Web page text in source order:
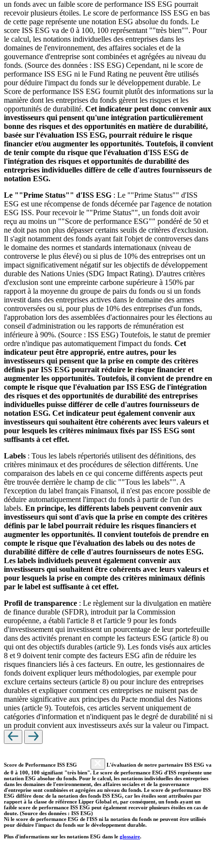
un fonds avec un faible score de performance ISS ESG pourrait
recevoir plusieurs étoiles. Le score de performance ISS ESG en bas
de cette page représente une notation ESG absolue du fonds. Le
score ISS ESG va de 0 à 100, 100 représentant ""très bien"". Pour
le calcul, les notations individuelles des entreprises dans les
domaines de l'environnement, des affaires sociales et de la
gouvernance d'entreprise sont combinées et agrégées au niveau du
fonds. (Source des données : ISS ESG) Cependant, ni le score de
performance ISS ESG ni le Fund Rating ne peuvent être utilisés
pour déduire l'impact du fonds sur le développement durable. Le
Score de performance ISS ESG fournit plutôt des informations sur la
manière dont les entreprises du fonds gèrent les risques et les
opportunités de durabilité. Cet indicateur peut donc convenir aux
investisseurs qui pensent qu'une intégration particulièrement
bonne des risques et des opportunités en matière de durabilité,
basée sur l'évaluation ISS ESG, pourrait réduire le risque
financier et/ou augmenter les opportunités. Toutefois, il convient
de tenir compte du risque que l'évaluation d'ISS ESG de
l'intégration des risques et opportunités de durabilité des
entreprises individuelles diffère de celle d'autres fournisseurs de
notation ESG.
Le ""Prime Status"" d'ISS ESG : Le ""Prime Status"" d'ISS
ESG est une récompense de fonds décernée par l'agence de notation
ESG ISS. Pour recevoir le ""Prime Status"", un fonds doit avoir
reçu au moins un ""Score de performance ESG"" pondéré de 50 et
ne doit pas non plus dépasser certains seuils de critères d'exclusion.
Il s'agit notamment des fonds ayant fait l'objet de controverses dans
le domaine des normes et standards internationaux (niveau de
controverse le plus élevé) ou si plus de 10% des entreprises ont un
impact significativement négatif sur les objectifs de développement
durable des Nations Unies (SDG Impact Rating). D'autres critères
d'exclusion sont une empreinte carbone supérieure à 150% par
rapport à la moyenne du groupe de pairs du fonds ou si un fonds
investit dans des entreprises actives dans le domaine des armes
controversées ou si, pour plus de 10% des entreprises d'un fonds,
l'approbation lors des assemblées d'actionnaires pour les élections au
conseil d'administration ou les rapports de rémunération est
inférieure à 90%. (Source : ISS ESG) Toutefois, le statut de premier
ordre n'indique pas automatiquement l'impact du fonds. Cet
indicateur peut être approprié, entre autres, pour les
investisseurs qui pensent que la prise en compte des critères
définis par ISS ESG pourrait réduire le risque financier et
augmenter les opportunités. Toutefois, il convient de prendre en
compte le risque que l'évaluation par ISS ESG de l'intégration
des risques et des opportunités de durabilité des entreprises
individuelles puisse différer de celle d'autres fournisseurs de
notation ESG. Cet indicateur peut également convenir aux
investisseurs qui souhaitent être cohérents avec leurs valeurs et
pour lesquels les critères minimaux fixés par ISS ESG sont
suffisants à cet effet.
Labels : Tous les labels répertoriés utilisent des définitions, des
critères minimaux et des procédures de sélection différents. Une
comparaison des labels en ce qui concerne différents aspects peut
être trouvée derrière le champ de clic ""Tous les labels"". A
l'exception du label français Finansol, il n'est pas encore possible de
déduire automatiquement l'impact du fonds à partir de l'un des
labels. En principe, les différents labels peuvent convenir aux
investisseurs qui sont d'avis que la prise en compte des critères
définis par le label pourrait réduire les risques financiers et
augmenter les opportunités. Il convient toutefois de prendre en
compte le risque que l'évaluation des labels ou des notes de
durabilité diffère de celle d'autres fournisseurs de notes ESG.
Les labels individuels peuvent également convenir aux
investisseurs qui souhaitent être cohérents avec leurs valeurs et
pour lesquels la prise en compte des critères minimaux définis
par le label est suffisante à cet effet.
Profil de transparence : Le règlement sur la divulgation en matière
de finance durable (SFDR), introduit par la Commission
européenne, a établi l'article 8 et l'article 9 pour les fonds
d'investissement qui investissent un pourcentage de leur portefeuille
dans des activités prenant en compte les facteurs ESG (article 8) ou
qui ont des objectifs durables (article 9). Les fonds visés aux articles
8 et 9 doivent tenir compte des facteurs ESG afin de réduire les
risques financiers liés à ces facteurs. En outre, les gestionnaires de
fonds doivent expliquer leurs méthodologies, par exemple pour
exclure certains secteurs (article 8) ou pour inclure des entreprises
durables et expliquer comment ces entreprises ne nuisent pas de
manière significative aux principes du Pacte mondial des Nations
unies (article 9). Toutefois, ces articles servent uniquement de
catégories d'information et n'indiquent pas le degré de durabilité ni si
un produit convient aux investisseurs axés sur la valeur ou l'impact.
Score de Performance ISS ESG
L'évaluation de notre partenaire ISS ESG va
de 0 à 100, 100 signifiant "très bien". Le score de performance ESG d'ISS représente une
notation ESG absolue du fonds. Pour le calcul, les notations individuelles des entreprises
dans les domaines de l'environnement, des affaires sociales et de la gouvernance
d'entreprise sont combinées et agrégées au niveau du fonds. Le score de performance ISS
ESG diffère donc de la notation des fonds ISS ESG, car les étoiles sont attribuées par
rapport à la classe de référence Lipper Global et, par conséquent, un fonds ayant un
faible score de performance ISS ESG peut également recevoir plusieurs étoiles en cas de
doute. (Source des données : ISS ESG)
Ni le score de performance ESG de l'ISS ni la notation du fonds ne peuvent être utilisés
pour déduire l'impact du fonds sur le développement durable.
Plus d'informations sur les notations ESG dans le glossaire.